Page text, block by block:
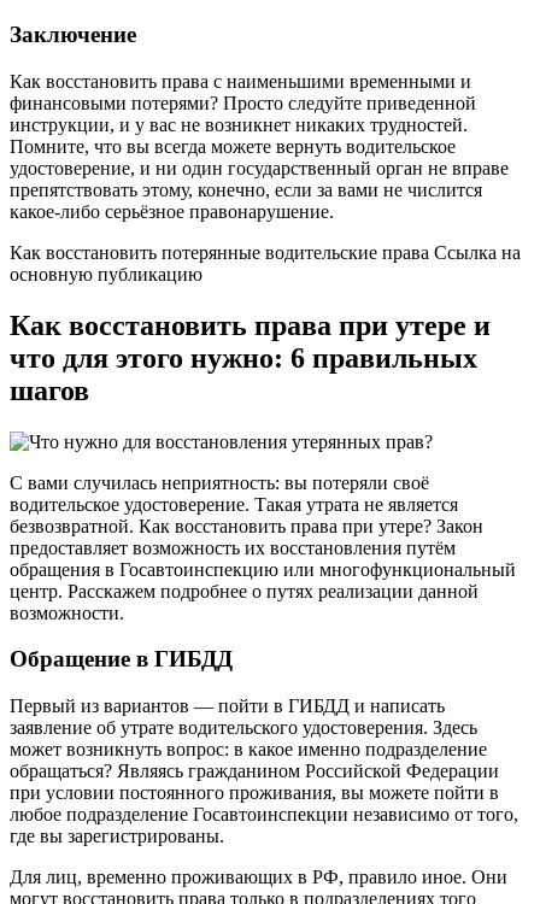
Заключение
Как восстановить права с наименьшими временными и
финансовыми потерями? Просто следуйте приведенной
инструкции, и у вас не возникнет никаких трудностей.
Помните, что вы всегда можете вернуть водительское
удостоверение, и ни один государственный орган не вправе
препятствовать этому, конечно, если за вами не числится
какое-либо серьёзное правонарушение.
Как восстановить потерянные водительские права Ссылка на
основную публикацию
Как восстановить права при утере и
что для этого нужно: 6 правильных
шагов
С вами случилась неприятность: вы потеряли своё
водительское удостоверение. Такая утрата не является
безвозвратной. Как восстановить права при утере? Закон
предоставляет возможность их восстановления путём
обращения в Госавтоинспекцию или многофункциональный
центр. Расскажем подробнее о путях реализации данной
возможности.
Обращение в ГИБДД
Первый из вариантов — пойти в ГИБДД и написать
заявление об утрате водительского удостоверения. Здесь
может возникнуть вопрос: в какое именно подразделение
обращаться? Являясь гражданином Российской Федерации
при условии постоянного проживания, вы можете пойти в
любое подразделение Госавтоинспекции независимо от того,
где вы зарегистрированы.
Для лиц, временно проживающих в РФ, правило иное. Они
могут восстановить права только в подразделениях того